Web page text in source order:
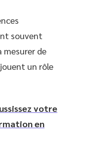
souvent
mesurer de
un rôle
votre
en